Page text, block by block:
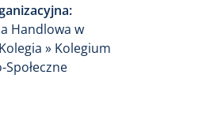
Handlowa w
» Kolegium